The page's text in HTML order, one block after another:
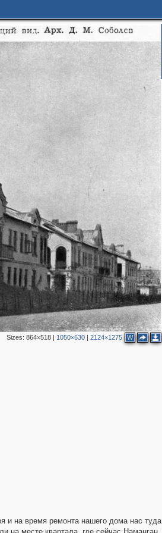
Sizes: 864×518| 1050×630| 2124×1275 W
и на время ремонта нашего дома нас туда